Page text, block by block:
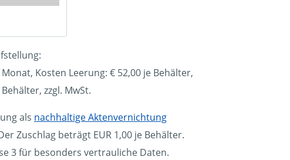
Kosten Leerung: € 52,00 je Behälter,
zzgl. MwSt.
als nachhaltige Aktenvernichtung
Zuschlag beträgt EUR 1,00 je Behälter.
3 für besonders vertrauliche Daten.